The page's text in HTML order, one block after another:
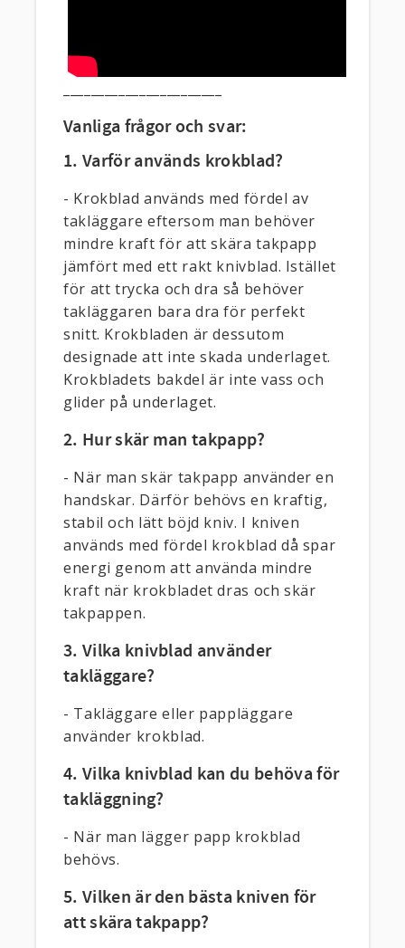
Vanliga frågor och svar:
1. Varför används krokblad?
- Krokblad används med fördel av
takläggare eftersom man behöver
mindre kraft för att skära takpapp
jämfört med ett rakt knivblad. Istället
för att trycka och dra så behöver
takläggaren bara dra för perfekt
snitt. Krokbladen är dessutom
designade att inte skada underlaget.
Krokbladets bakdel är inte vass och
glider på underlaget.
2. Hur skär man takpapp?
- När man skär takpapp använder en
handskar. Därför behövs en kraftig,
stabil och lätt böjd kniv. I kniven
används med fördel krokblad då spar
energi genom att använda mindre
kraft när krokbladet dras och skär
takpappen.
3. Vilka knivblad använder
takläggare?
- Takläggare eller pappläggare
använder krokblad.
4. Vilka knivblad kan du behöva för
takläggning?
- När man lägger papp krokblad
behövs.
5. Vilken är den bästa kniven för
att skära takpapp?